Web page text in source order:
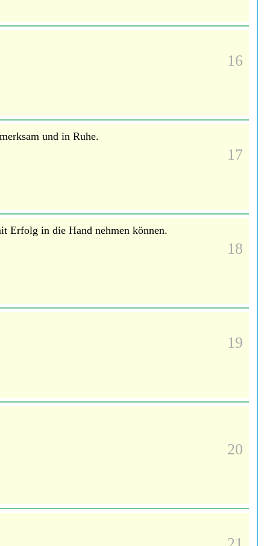
16
und in Ruhe.
17
in die Hand nehmen können.
18
19
20